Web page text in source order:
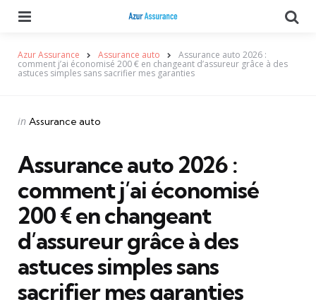
Azur Assurance Assurance auto Assurance auto 2026 :
comment j’ai économisé 200 € en changeant d’assureur grâce à des
astuces simples sans sacrifier mes garanties
Categories
Posted
in Assurance auto
Assurance auto 2026 :
comment j’ai économisé
200 € en changeant
d’assureur grâce à des
astuces simples sans
sacrifier mes garanties